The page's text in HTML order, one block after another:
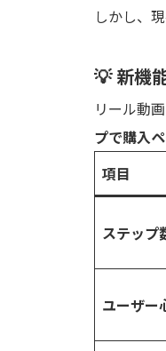
しかし、
💡 新機
リール動
プで購入
項目
ステップ
ユーザー